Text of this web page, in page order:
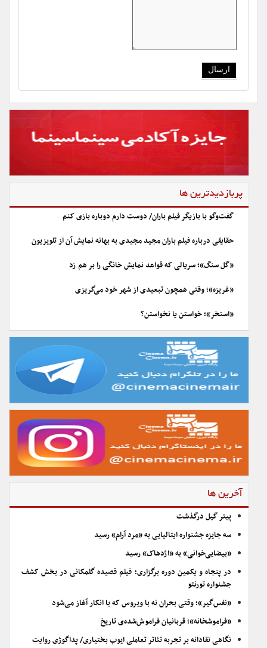
پربازدیدترین ها
گفت‌وگو با بازیگر فیلم باران/ دوست دارم دوباره بازی کنم
حقایقی درباره فیلم باران مجید مجیدی به بهانه نمایش آن از تلویزیون
«گل سنگ»؛ سریالی که قواعد نمایش خانگی را بر هم زد
«غریزه»؛ وقتی همچون تبعیدی از شهر خود می‌گریزی
«استخر»؛ خواستن یا نخواستن؟
آخرین ها
پیتر گیل درگذشت
سه جایزه جشنواره ایتالیایی به «مرد آرام» رسید
«بیضایی‌خوانی» به «اژدهاک» رسید
در پنجاه و یکمین دوره برگزاری؛ فیلم قصیده گلمکانی در بخش کشف
جشنواره تورنتو
«نفس‌گیر»؛ وقتی بحران نه با ویروس که با انکار آغاز می‌شود
«فراموشخانه»؛ قربانیان فراموش‌شده‌ی تاریخ
نگاهی نقادانه بر تجربه تئاتر تعاملی ایوب بختیاری/ پداگوژی روایت